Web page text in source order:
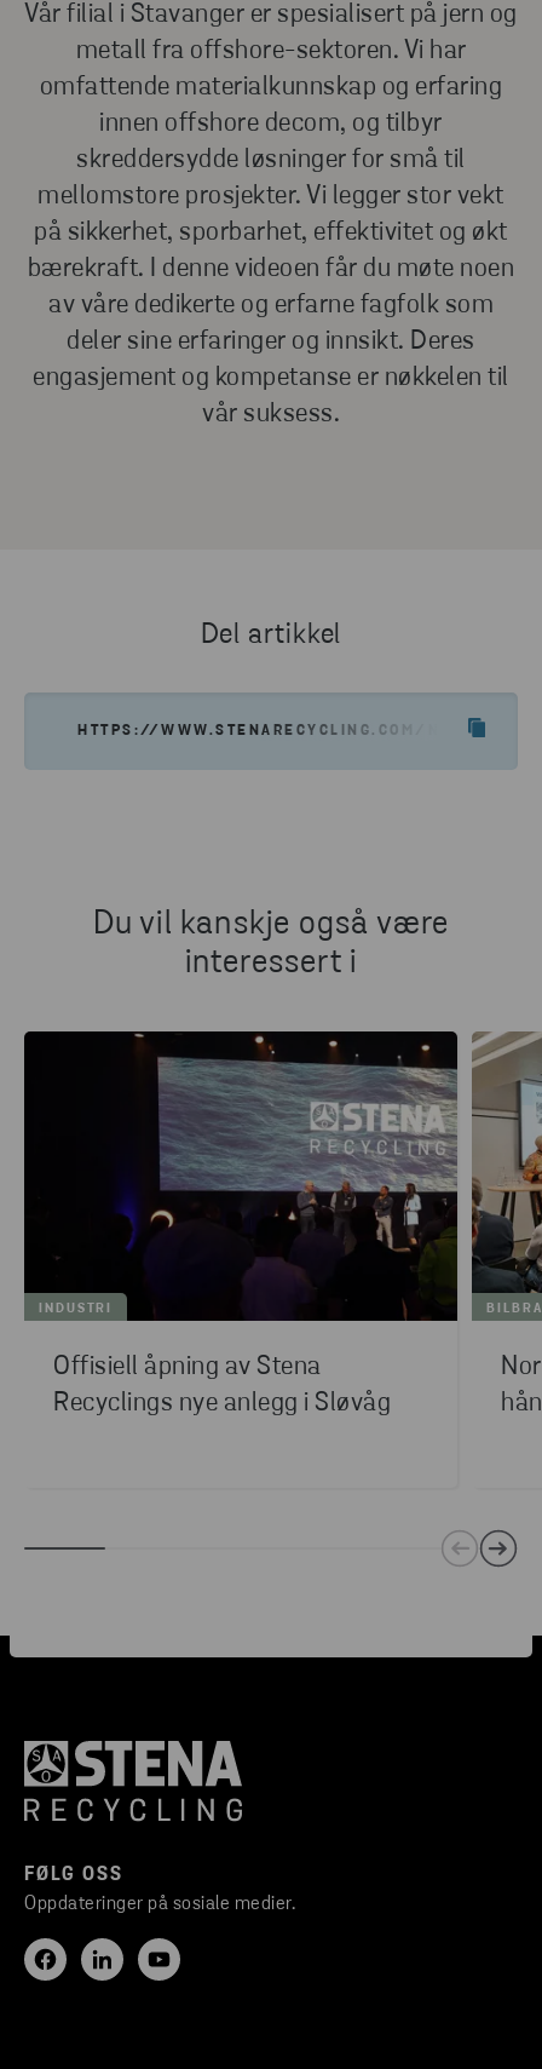
Vår filial i Stavanger er spesialisert på jern og
metall fra offshore-sektoren. Vi har
omfattende materialkunnskap og erfaring
innen offshore decom, og tilbyr
skreddersydde løsninger for små til
mellomstore prosjekter. Vi legger stor vekt
på sikkerhet, sporbarhet, effektivitet og økt
bærekraft. I denne videoen får du møte noen
av våre dedikerte og erfarne fagfolk som
deler sine erfaringer og innsikt. Deres
engasjement og kompetanse er nøkkelen til
vår suksess.
Del artikkel
HTTPS://WWW.STENARECYCLING.COM/NO/HVA-
Du vil kanskje også være
interessert i
INDUSTRI
Offisiell åpning av Stena
Recyclings nye anlegg i Sløvåg
FØLG OSS
Oppdateringer på sosiale medier.